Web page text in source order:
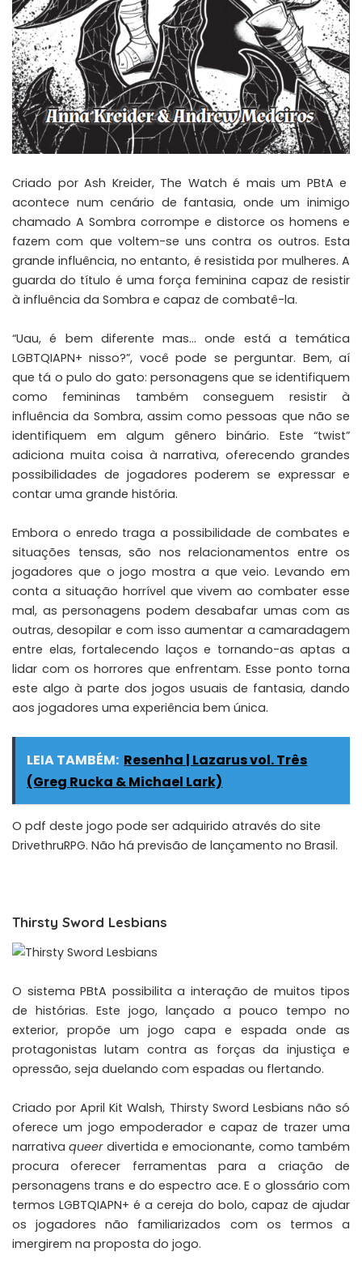
Criado por Ash Kreider, The Watch é mais um PBtA e
acontece num cenário de fantasia, onde um inimigo
chamado A Sombra corrompe e distorce os homens e
fazem com que voltem-se uns contra os outros. Esta
grande influência, no entanto, é resistida por mulheres. A
guarda do título é uma força feminina capaz de resistir
à influência da Sombra e capaz de combatê-la.
“Uau, é bem diferente mas… onde está a temática
LGBTQIAPN+ nisso?”, você pode se perguntar. Bem, aí
que tá o pulo do gato: personagens que se identifiquem
como femininas também conseguem resistir à
influência da Sombra, assim como pessoas que não se
identifiquem em algum gênero binário. Este “twist”
adiciona muita coisa à narrativa, oferecendo grandes
possibilidades de jogadores poderem se expressar e
contar uma grande história.
Embora o enredo traga a possibilidade de combates e
situações tensas, são nos relacionamentos entre os
jogadores que o jogo mostra a que veio. Levando em
conta a situação horrível que vivem ao combater esse
mal, as personagens podem desabafar umas com as
outras, desopilar e com isso aumentar a camaradagem
entre elas, fortalecendo laços e tornando-as aptas a
lidar com os horrores que enfrentam. Esse ponto torna
este algo à parte dos jogos usuais de fantasia, dando
aos jogadores uma experiência bem única.
LEIA TAMBÉM: Resenha | Lazarus vol. Três
(Greg Rucka & Michael Lark)
O pdf deste jogo pode ser adquirido através do site
DrivethruRPG. Não há previsão de lançamento no Brasil.
Thirsty Sword Lesbians
O sistema PBtA possibilita a interação de muitos tipos
de histórias. Este jogo, lançado a pouco tempo no
exterior, propõe um jogo capa e espada onde as
protagonistas lutam contra as forças da injustiça e
opressão, seja duelando com espadas ou flertando.
Criado por April Kit Walsh, Thirsty Sword Lesbians não só
oferece um jogo empoderador e capaz de trazer uma
narrativaqueerdivertida e emocionante, como também
procura oferecer ferramentas para a criação de
personagens trans e do espectro ace. E o glossário com
termos LGBTQIAPN+ é a cereja do bolo, capaz de ajudar
os jogadores não familiarizados com os termos a
imergirem na proposta do jogo.